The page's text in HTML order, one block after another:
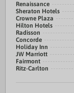
Renaissance
Sheraton Hotels
Crowne Plaza
Hilton Hotels
Radisson
Concorde
Holiday Inn
JW Marriott
Fairmont
Ritz-Carlton